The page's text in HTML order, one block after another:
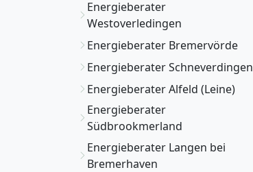
Energieberater
Westoverledingen
Energieberater Bremervörde
Energieberater Schneverdingen
Energieberater Alfeld (Leine)
Energieberater
Südbrookmerland
Energieberater Langen bei
Bremerhaven